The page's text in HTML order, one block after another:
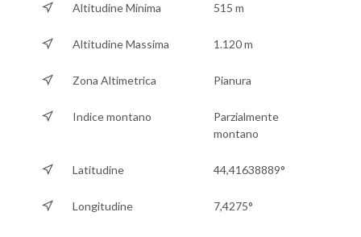
Altitudine Minima 515 m
Altitudine Massima 1.120 m
Zona Altimetrica Pianura
Indice montano
Parzialmente
montano
Latitudine 44,41638889°
Longitudine 7,4275°